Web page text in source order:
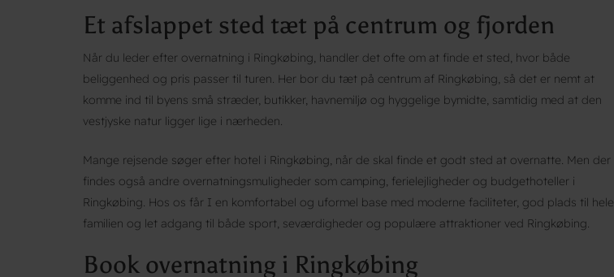
Et afslappet sted tæt på centrum og fjorden
Når du leder efter overnatning i Ringkøbing, handler det ofte om at finde et sted, hvor både
beliggenhed og pris passer til turen. Her bor du tæt på centrum af Ringkøbing, så det er nemt at
komme ind til byens små stræder, butikker, havnemiljø og hyggelige bymidte, samtidig med at den
vestjyske natur ligger lige i nærheden.
Mange rejsende søger efter hotel i Ringkøbing, når de skal finde et godt sted at overnatte. Men der
findes også andre overnatningsmuligheder som camping, ferielejligheder og budgethoteller i
Ringkøbing. Hos os får I en komfortabel og uformel base med moderne faciliteter, god plads til hele
familien og let adgang til både sport, seværdigheder og populære attraktioner ved Ringkøbing.
Book overnatning i Ringkøbing